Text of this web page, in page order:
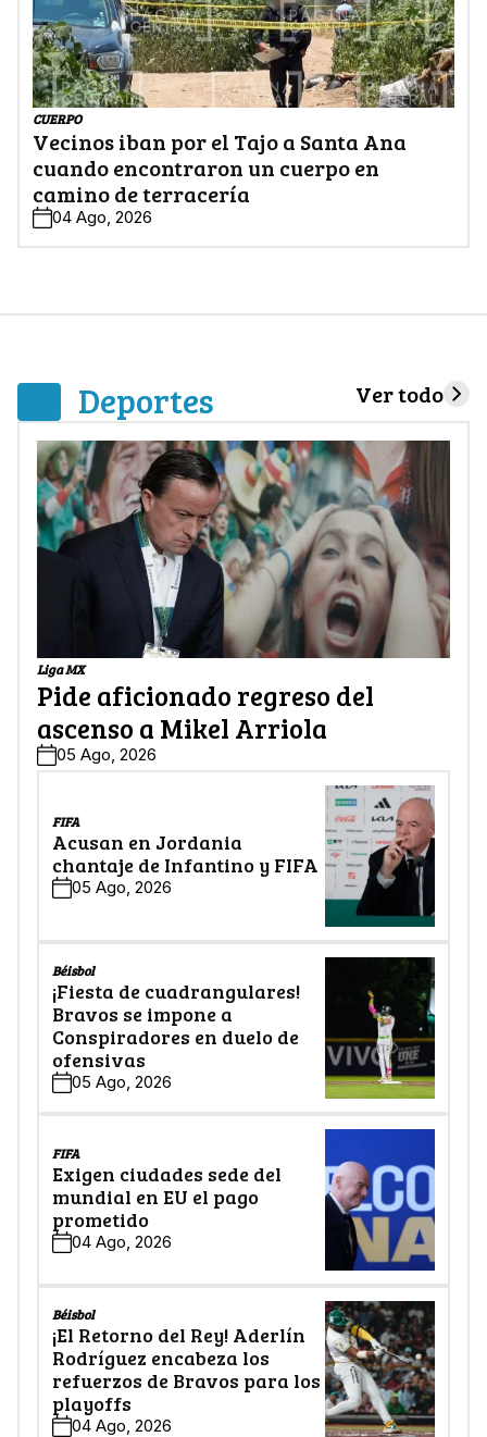
CUERPO
Vecinos iban por el Tajo a Santa Ana
cuando encontraron un cuerpo en
camino de terracería
04 Ago, 2026
Deportes Ver todo
Liga MX
Pide aficionado regreso del
ascenso a Mikel Arriola
05 Ago, 2026
FIFA
Acusan en Jordania
chantaje de Infantino y FIFA
05 Ago, 2026
Béisbol
¡Fiesta de cuadrangulares!
Bravos se impone a
Conspiradores en duelo de
ofensivas
05 Ago, 2026
FIFA
Exigen ciudades sede del
mundial en EU el pago
prometido
04 Ago, 2026
Béisbol
¡El Retorno del Rey! Aderlín
Rodríguez encabeza los
refuerzos de Bravos para los
playoffs
04 Ago, 2026